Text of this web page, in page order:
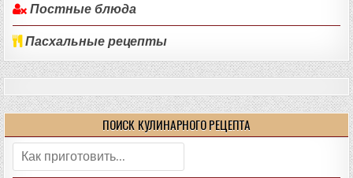
Постные блюда
Пасхальные рецепты
ПОИСК КУЛИНАРНОГО РЕЦЕПТА
Поиск: